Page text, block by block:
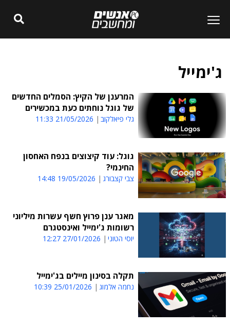
ג'ימייל
המרענן של הקיץ: הסמלים החדשים
של גוגל נוחתים כעת במכשירים
גלי פיאלקוב 21/05/2026 11:33
גוגל: עוד קיצוצים בנפח האחסון
החינמי?
צבי קצבורג 19/05/2026 14:48
מאגר ענן פרוץ חשף עשרות מיליוני
רשומות ג'ימייל ואינסטגרם
יוסי הטוני 27/01/2026 12:27
תקלה בסינון מיילים בג'ימייל
נחמה אלמוג 25/01/2026 10:39